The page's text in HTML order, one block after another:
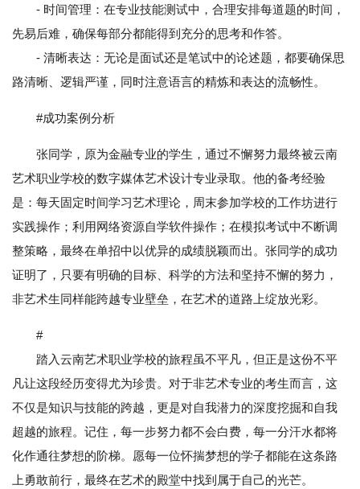
- 时间管理：在专业技能测试中，合理安排每道题的时间，
先易后难，确保每部分都能得到充分的思考和作答。
- 清晰表达：无论是面试还是笔试中的论述题，都要确保思
路清晰、逻辑严谨，同时注意语言的精炼和表达的流畅性。
#成功案例分析
张同学，原为金融专业的学生，通过不懈努力最终被云南
艺术职业学校的数字媒体艺术设计专业录取。他的备考经验
是：每天固定时间学习艺术理论，周末参加学校的工作坊进行
实践操作；利用网络资源自学软件操作；在模拟考试中不断调
整策略，最终在单招中以优异的成绩脱颖而出。张同学的成功
证明了，只要有明确的目标、科学的方法和坚持不懈的努力，
非艺术生同样能跨越专业壁垒，在艺术的道路上绽放光彩。
#
踏入云南艺术职业学校的旅程虽不平凡，但正是这份不平
凡让这段经历变得尤为珍贵。对于非艺术专业的考生而言，这
不仅是知识与技能的跨越，更是对自我潜力的深度挖掘和自我
超越的旅程。记住，每一步努力都不会白费，每一分汗水都将
化作通往梦想的阶梯。愿每一位怀揣梦想的学子都能在这条路
上勇敢前行，最终在艺术的殿堂中找到属于自己的光芒。